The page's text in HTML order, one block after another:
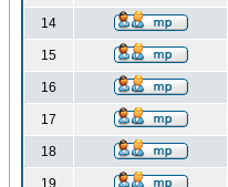
14
15
16
17
18
19